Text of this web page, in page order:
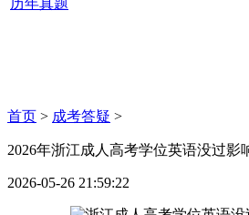
历年真题
首页 > 成考答疑 >
2026年浙江成人高考学位英语没过影
2026-05-26 21:59:22